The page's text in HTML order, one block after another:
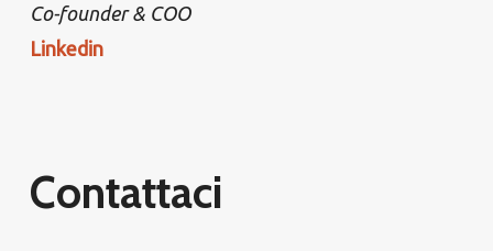
Co-founder & COO
Linkedin
Contattaci